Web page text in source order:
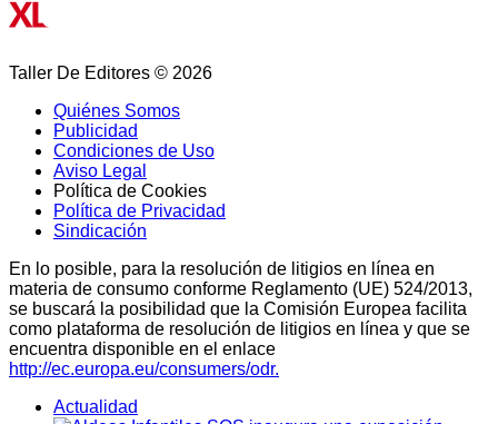
Taller De Editores © 2026
Quiénes Somos
Publicidad
Condiciones de Uso
Aviso Legal
Política de Cookies
Política de Privacidad
Sindicación
En lo posible, para la resolución de litigios en línea en
materia de consumo conforme Reglamento (UE) 524/2013,
se buscará la posibilidad que la Comisión Europea facilita
como plataforma de resolución de litigios en línea y que se
encuentra disponible en el enlace
http://ec.europa.eu/consumers/odr.
Actualidad